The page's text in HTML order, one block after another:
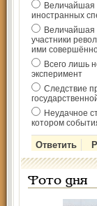
Величайшая
иностранных
Величайшая
участники
ими
Всего лишь
эксперимент
Следствие
Неудачное
котором
Фото дня